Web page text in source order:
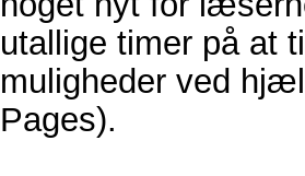
utallige timer på at
muligheder ved
Pages).